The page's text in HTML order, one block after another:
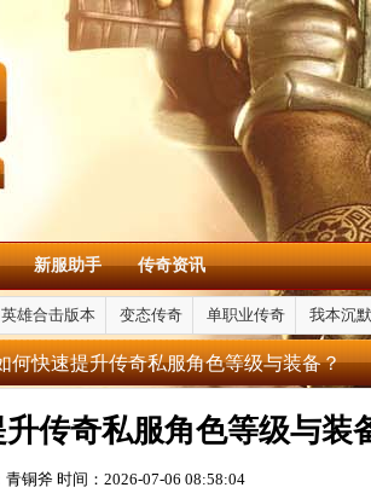
新服助手 传奇资讯
英雄合击版本 变态传奇 单职业传奇 我本沉默
何快速提升传奇私服角色等级与装备？
传奇私服角色等级与装
青铜斧 时间：2026-07-06 08:58:04